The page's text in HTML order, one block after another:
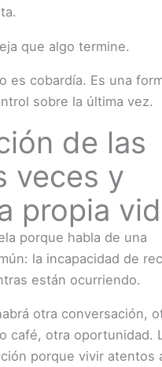
que algo termine.
es cobardía. Es una
sobre la última vez.
de las
veces y
propia
porque habla de una
la incapacidad de
están ocurriendo.
otra conversación,
café, otra oportunidad.
porque vivir atentos